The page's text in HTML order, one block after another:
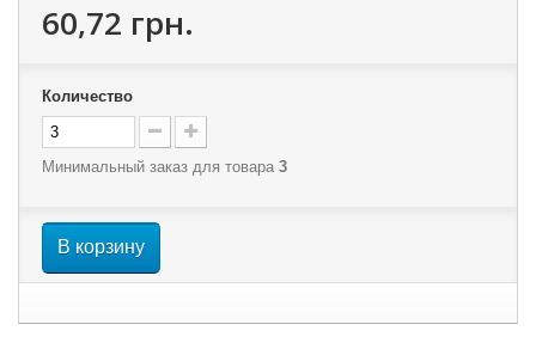
60,72 грн.
Количество
Минимальный заказ для товара 3
В корзину